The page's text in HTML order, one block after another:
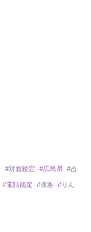
#対面鑑定 #広島県 #占
#電話鑑定 #凛雅 #りん